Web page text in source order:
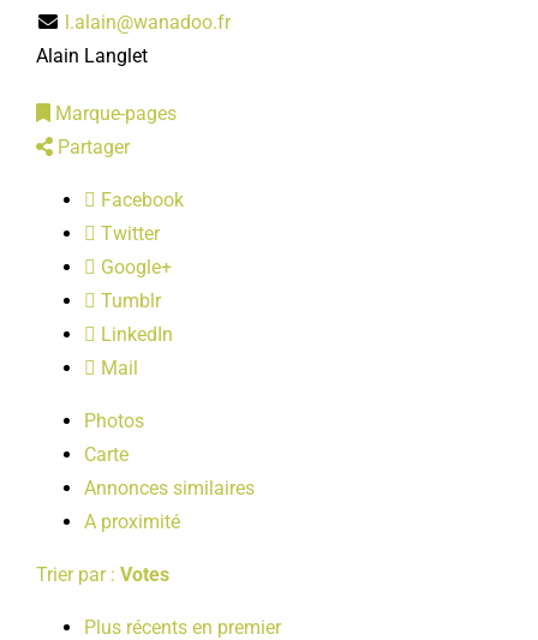
PRATIQUE
LOISIRS
PUBLICATIONS
l.alain@wanadoo.fr
Alain Langlet
Marque-pages
Partager
Facebook
Twitter
Google+
Tumblr
LinkedIn
Mail
Photos
Carte
Annonces similaires
A proximité
Trier par : Votes
Plus récents en premier